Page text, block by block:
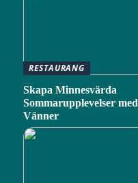
RESTAURANG
Skapa Minnesvärda
Sommarupplevelser med
Vänner